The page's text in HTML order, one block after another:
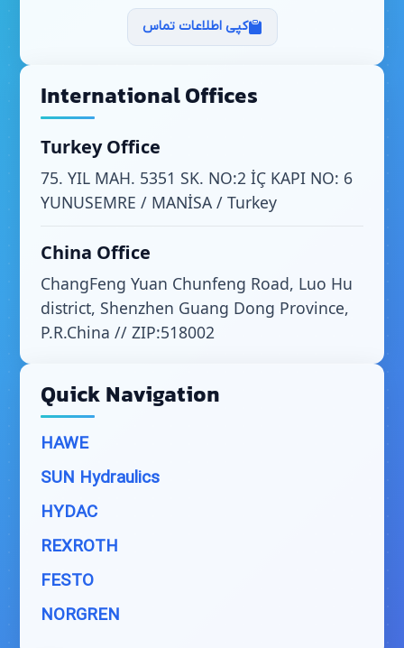
کپی اطلاعات تماس
International Offices
Turkey Office
75. YIL MAH. 5351 SK. NO:2 İÇ KAPI NO: 6
YUNUSEMRE / MANİSA / Turkey
China Office
ChangFeng Yuan Chunfeng Road, Luo Hu
district, Shenzhen Guang Dong Province,
P.R.China // ZIP:518002
Quick Navigation
HAWE
SUN Hydraulics
HYDAC
REXROTH
FESTO
NORGREN